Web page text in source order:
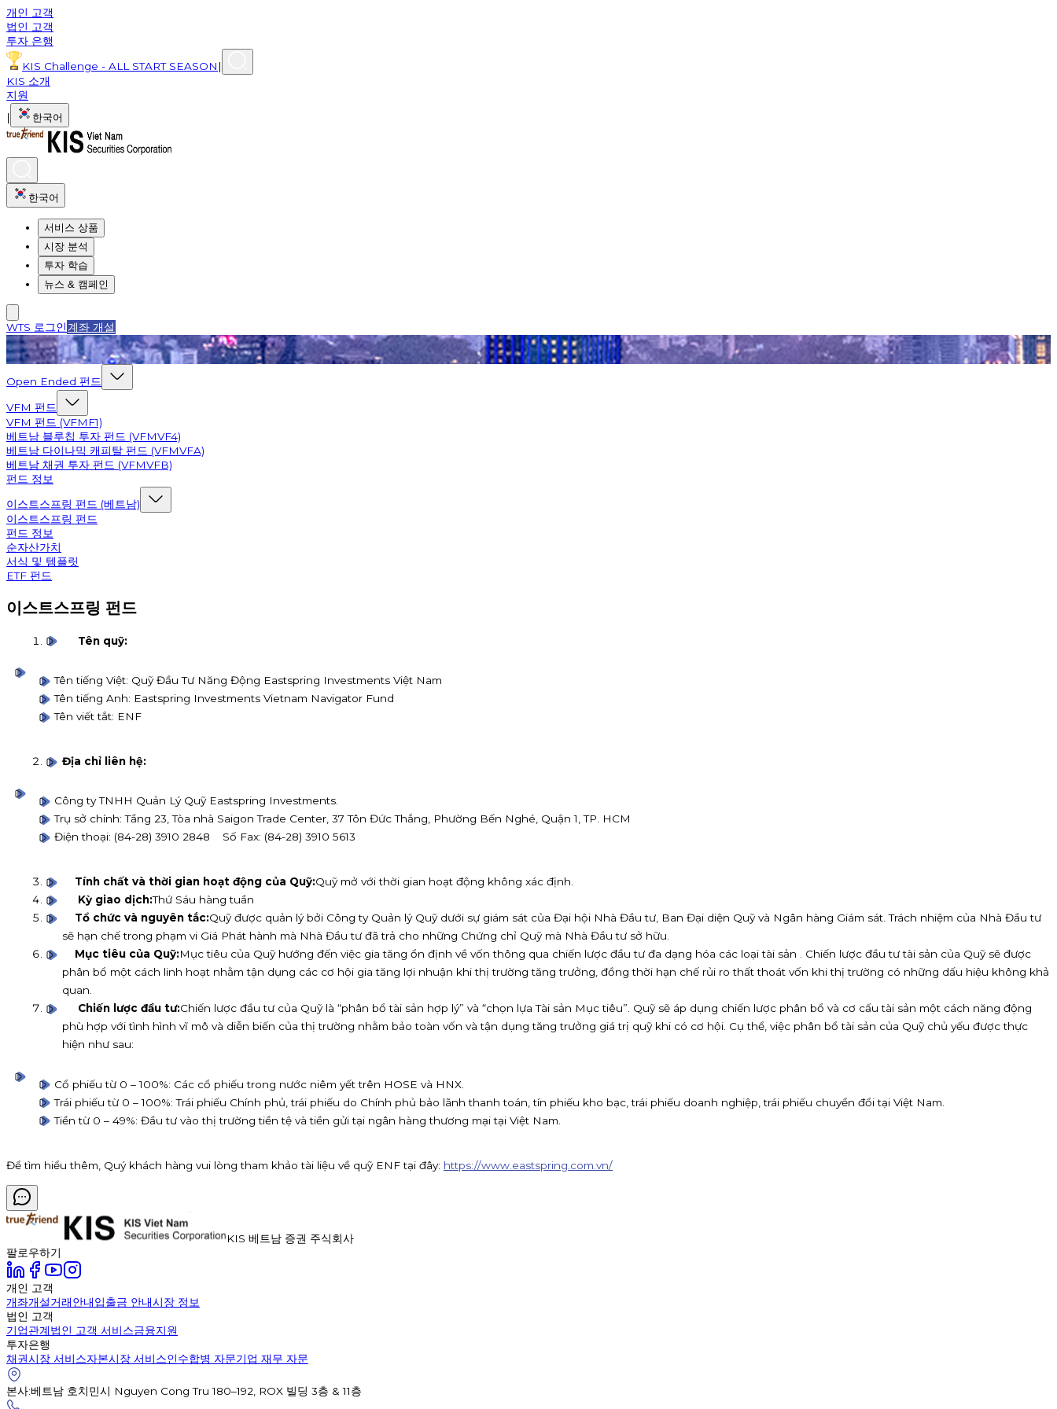
개인 고객
법인 고객
투자 은행
KIS Challenge - ALL START SEASON |
KIS 소개
지원
|
한국어
한국어
서비스 상품
시장 분석
투자 학습
뉴스 & 캠페인
WTS 로그인 계좌 개설
Open Ended 펀드
VFM 펀드
VFM 펀드 (VFMF1)
베트남 블루칩 투자 펀드 (VFMVF4)
베트남 다이나믹 캐피탈 펀드 (VFMVFA)
베트남 채권 투자 펀드 (VFMVFB)
펀드 정보
이스트스프링 펀드 (베트남)
이스트스프링 펀드
펀드 정보
순자산가치
서식 및 템플릿
ETF 펀드
이스트스프링 펀드
Tên quỹ:
Tên tiếng Việt: Quỹ Đầu Tư Năng Động Eastspring Investments Việt Nam
Tên tiếng Anh: Eastspring Investments Vietnam Navigator Fund
Tên viết tắt: ENF
Địa chỉ liên hệ:
Công ty TNHH Quản Lý Quỹ Eastspring Investments.
Trụ sở chính: Tầng 23, Tòa nhà Saigon Trade Center, 37 Tôn Đức Thắng, Phường Bến Nghé, Quận 1, TP. HCM
Điện thoại: (84-28) 3910 2848 Số Fax: (84-28) 3910 5613
Tính chất và thời gian hoạt động của Quỹ:Quỹ mở với thời gian hoạt động không xác định.
Kỳ giao dịch:Thứ Sáu hàng tuần
Tổ chức và nguyên tắc:Quỹ được quản lý bởi Công ty Quản lý Quỹ dưới sự giám sát của Đại hội Nhà Đầu tư, Ban Đại diện Quỹ và Ngân hàng Giám sát. Trách nhiệm của Nhà Đầu tư
sẽ hạn chế trong phạm vi Giá Phát hành mà Nhà Đầu tư đã trả cho những Chứng chỉ Quỹ mà Nhà Đầu tư sở hữu.
Mục tiêu của Quỹ:Mục tiêu của Quỹ hướng đến việc gia tăng ổn định về vốn thông qua chiến lược đầu tư đa dạng hóa các loại tài sản . Chiến lược đầu tư tài sản của Quỹ sẽ được
phân bổ một cách linh hoạt nhằm tận dụng các cơ hội gia tăng lợi nhuận khi thị trường tăng trưởng, đồng thời hạn chế rủi ro thất thoát vốn khi thị trường có những dấu hiệu không khả
quan.
Chiến lược đầu tư:Chiến lược đầu tư của Quỹ là “phân bổ tài sản hợp lý” và “chọn lựa Tài sản Mục tiêu”. Quỹ sẽ áp dụng chiến lược phân bổ và cơ cấu tài sản một cách năng động
phù hợp với tình hình vĩ mô và diễn biến của thị trường nhằm bảo toàn vốn và tận dụng tăng trưởng giá trị quỹ khi có cơ hội. Cụ thể, việc phân bổ tài sản của Quỹ chủ yếu được thực
hiện như sau:
Cổ phiếu từ 0 – 100%: Các cổ phiếu trong nước niêm yết trên HOSE và HNX.
Trái phiếu từ 0 – 100%: Trái phiếu Chính phủ, trái phiếu do Chính phủ bảo lãnh thanh toán, tín phiếu kho bạc, trái phiếu doanh nghiệp, trái phiếu chuyển đổi tại Việt Nam.
Tiền từ 0 – 49%: Đầu tư vào thị trường tiền tệ và tiền gửi tại ngân hàng thương mại tại Việt Nam.
Để tìm hiểu thêm, Quý khách hàng vui lòng tham khảo tài liệu về quỹ ENF tại đây: https://www.eastspring.com.vn/
KIS 베트남 증권 주식회사
팔로우하기
개인 고객
개좌개설거래안내입출금 안내시장 정보
법인 고객
기업관계법인 고객 서비스금융지원
투자은행
채권시장 서비스자본시장 서비스인수합병 자문기업 재무 자문
본사:베트남 호치민시 Nguyen Cong Tru 180–192, ROX 빌딩 3층 & 11층